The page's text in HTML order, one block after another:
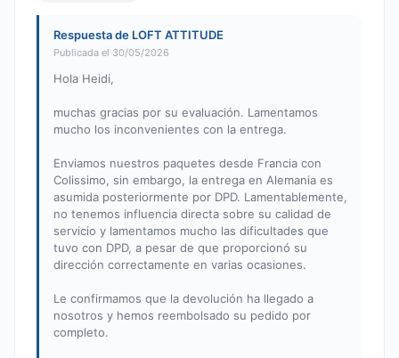
Respuesta de LOFT ATTITUDE
Publicada el 30/05/2026
Hola Heidi,
muchas gracias por su evaluación. Lamentamos
mucho los inconvenientes con la entrega.
Enviamos nuestros paquetes desde Francia con
Colissimo, sin embargo, la entrega en Alemania es
asumida posteriormente por DPD. Lamentablemente,
no tenemos influencia directa sobre su calidad de
servicio y lamentamos mucho las dificultades que
tuvo con DPD, a pesar de que proporcionó su
dirección correctamente en varias ocasiones.
Le confirmamos que la devolución ha llegado a
nosotros y hemos reembolsado su pedido por
completo.